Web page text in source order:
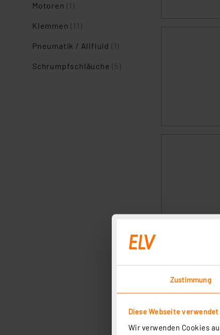
Zustimmung
Diese Webseite
Wir verwenden Cookies
Motoren(1)
Klemmen(11)
Pneumatik / Allfluid (1)
Schrumpfschläuche(5)